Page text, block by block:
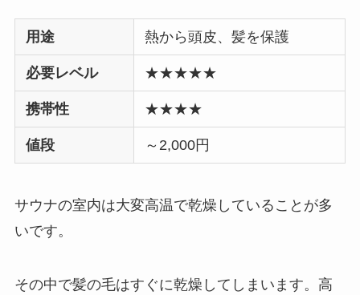
用途 熱から頭皮、髪を保護
必要レベル ★★★★★
携帯性 ★★★★
値段 ～2,000円
サウナの室内は大変高温で乾燥 していることが多
いです。
その中で髪の毛はすぐに乾燥してしまいます。高